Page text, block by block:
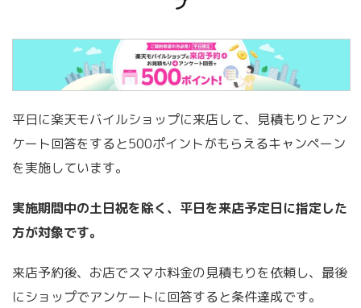
平日に楽天モバイルショップに来店して、見積もりとアン
ケート回答をすると500ポイントがもらえるキャンペーン
を実施しています。
実施期間中の土日祝を除く、平日を来店予定日に指定した
方が対象です。
来店予約後、お店でスマホ料金の見積もりを依頼し、最後
にショップでアンケートに回答すると条件達成です。